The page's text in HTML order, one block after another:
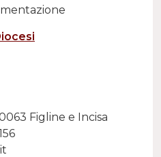
Figline e Incisa